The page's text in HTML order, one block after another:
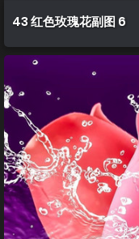
43 红色玫瑰花副图 6